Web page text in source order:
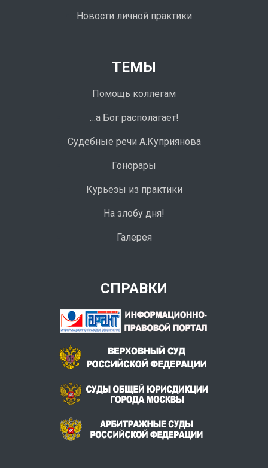
Новости личной практики
ТЕМЫ
Помощь коллегам
…а Бог располагает!
Судебные речи А.Куприянова
Гонорары
Курьезы из практики
На злобу дня!
Галерея
СПРАВКИ